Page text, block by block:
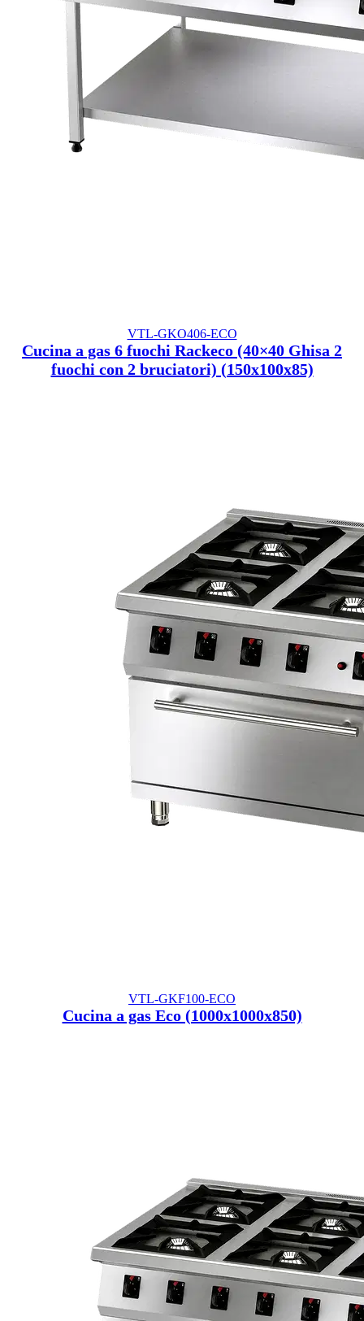
VTL-GKO406-ECO
Cucina a gas 6 fuochi Rackeco (40×40 Ghisa 2
fuochi con 2 bruciatori) (150x100x85)
VTL-GKF100-ECO
Cucina a gas Eco (1000x1000x850)